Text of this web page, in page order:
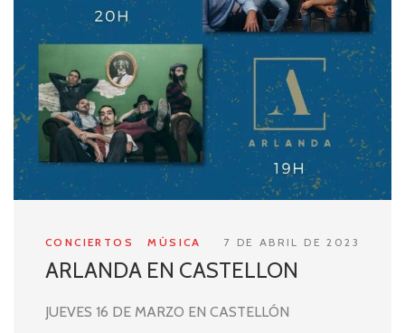
CONCIERTOS MÚSICA 7 DE ABRIL DE 2023
ARLANDA EN CASTELLON
JUEVES 16 DE MARZO EN CASTELLÓN